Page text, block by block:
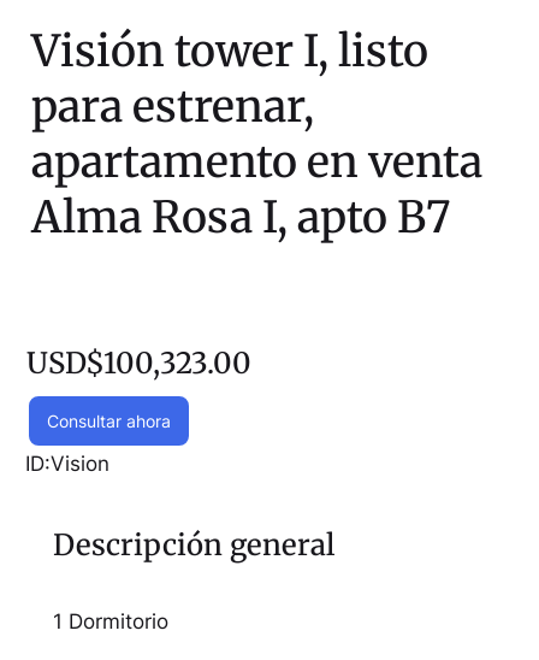
Visión tower I, listo
para estrenar,
apartamento en venta
Alma Rosa I, apto B7
Consultar ahora
USD$100,323.00
ID:Vision
Descripción general
1 Dormitorio